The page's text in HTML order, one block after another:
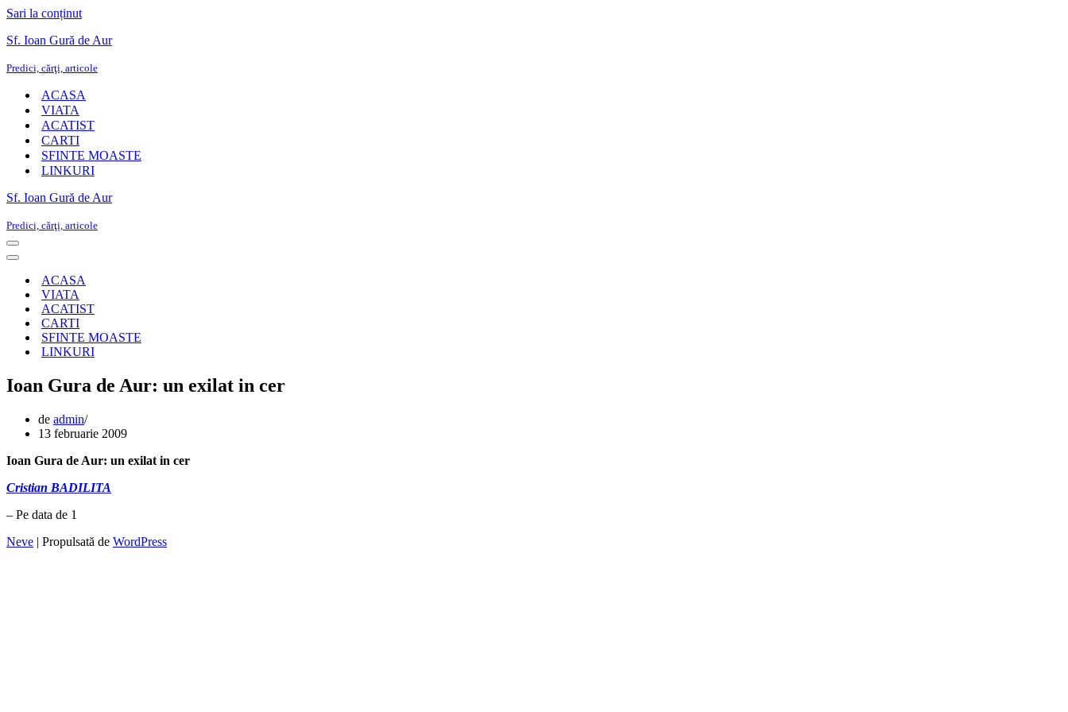
Sari la conținut
Sf. Ioan Gură de Aur
Predici, cărţi, articole
ACASA
VIATA
ACATIST
CARTI
SFINTE MOASTE
LINKURI
Sf. Ioan Gură de Aur
Predici, cărţi, articole
Meniu
de
Meniu
navigareACASA
VIATA
ACATIST
CARTI
SFINTE MOASTE
LINKURI
Ioan Gura de Aur: un exilat in cer
de admin
13 februarie 2009
Ioan Gura de Aur: un exilat in cer
Cristian BADILITA
– Pe data de 1
Neve | Propulsată de WordPress